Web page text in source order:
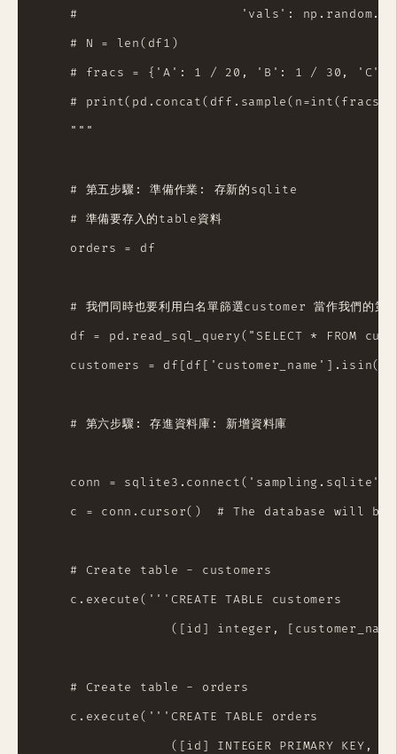
#                     'vals':
    # N = len(df1)
# fracs = {'A': 1 / 20, 'B': 1 / 30, 'C':
#
    """
    # 第五步驟: 準備作業: 存新的sqlite
    # 準備要存入的table資料
    orders = df
# 我們同時也要利用白名單篩選customer 當作我們的第
df = pd.read_sql_query("SELECT * FROM
customers =
    # 第六步驟: 存進資料庫: 新增資料庫
conn =
c = conn.cursor()  # The database will
    # Create table - customers
    c.execute('''CREATE TABLE customers
([id] integer,
    # Create table - orders
    c.execute('''CREATE TABLE orders
([id] INTEGER PRIMARY KEY,